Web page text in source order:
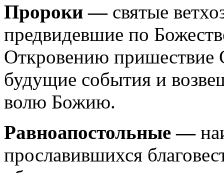
Пророки — святые
предвидевшие по
Откровению пришествие
будущие события и
волю Божию.
Равноапостольные —
прославившихся